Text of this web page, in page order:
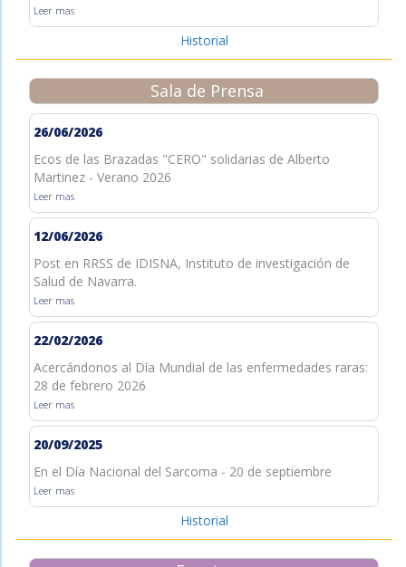
Leer mas
Historial
Sala de Prensa
26/06/2026
Ecos de las Brazadas "CERO" solidarias de Alberto
Martinez - Verano 2026
Leer mas
12/06/2026
Post en RRSS de IDISNA, Instituto de investigación de
Salud de Navarra.
Leer mas
22/02/2026
Acercándonos al Día Mundial de las enfermedades raras:
28 de febrero 2026
Leer mas
20/09/2025
En el Día Nacional del Sarcoma - 20 de septiembre
Leer mas
Historial